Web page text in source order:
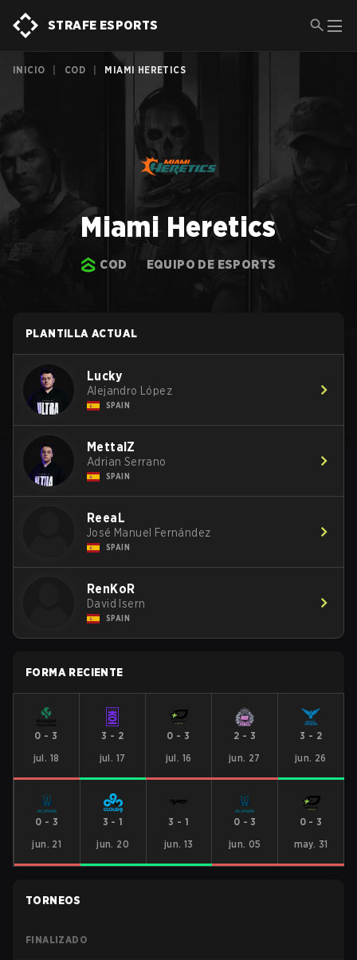
STRAFE ESPORTS
INICIO COD MIAMI HERETICS
Miami Heretics
COD EQUIPO DE ESPORTS
PLANTILLA ACTUAL
Lucky
Alejandro López
SPAIN
MettalZ
Adrian Serrano
SPAIN
ReeaL
José Manuel Fernández
SPAIN
RenKoR
David Isern
SPAIN
FORMA RECIENTE
0 - 3
jul. 18
3 - 2
jul. 17
0 - 3
jul. 16
2 - 3
jun. 27
3 - 2
jun. 26
0 - 3
jun. 21
3 -1
jun. 20
3 -1
jun. 13
0 - 3
jun. 05
0- 3
may. 31
TORNEOS
FINALIZADO